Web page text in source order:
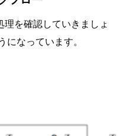
を確認していきましょ
なっています。